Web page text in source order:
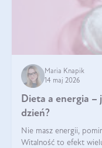
Maria Knapik
14 maj 2026
Dieta a energia –
dzień?
Nie masz energii,
Witalność to efekt